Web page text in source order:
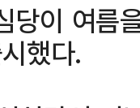
당이 여름
했다.